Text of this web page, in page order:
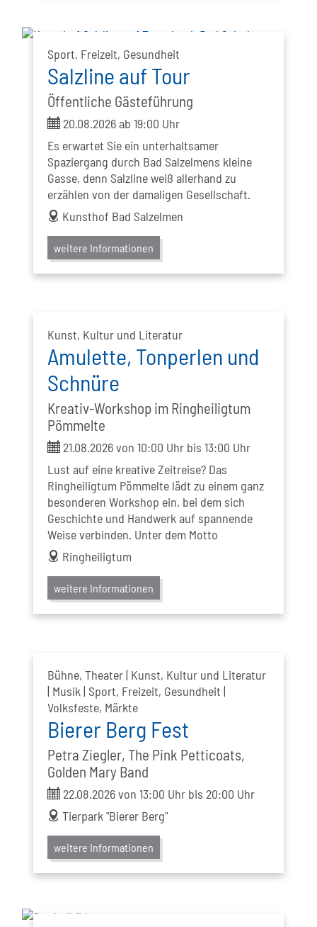
Sport, Freizeit, Gesundheit
Salzline auf Tour
Öffentliche Gästeführung
ticket
20.08.2026 ab 19:00 Uhr
Es erwartet Sie ein unterhaltsamer
Spaziergang durch Bad Salzelmens kleine
Gasse, denn Salzline weiß allerhand zu
erzählen von der damaligen Gesellschaft.
address
Kunsthof Bad Salzelmen
weitere Informationen
Kunst, Kultur und Literatur
Amulette, Tonperlen und
Schnüre
Kreativ-Workshop im Ringheiligtum
Pömmelte
ticket
21.08.2026 von 10:00 Uhr bis 13:00 Uhr
Lust auf eine kreative Zeitreise? Das
Ringheiligtum Pömmelte lädt zu einem ganz
besonderen Workshop ein, bei dem sich
Geschichte und Handwerk auf spannende
Weise verbinden. Unter dem Motto
address
Ringheiligtum
weitere Informationen
Bühne, Theater | Kunst, Kultur und Literatur
| Musik | Sport, Freizeit, Gesundheit |
Volksfeste, Märkte
Bierer Berg Fest
Petra Ziegler, The Pink Petticoats,
Golden Mary Band
ticket
22.08.2026 von 13:00 Uhr bis 20:00 Uhr
address
Tierpark "Bierer Berg"
weitere Informationen